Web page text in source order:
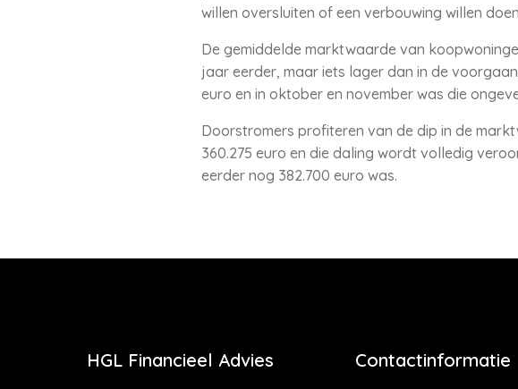
willen oversluiten of een verbouwing willen
De gemiddelde marktwaarde van
jaar eerder, maar iets lager dan in de
euro en in oktober en november was die
Doorstromers profiteren van de dip in de
360.275 euro en die daling wordt volledig
eerder nog 382.700 euro was.
HGL Financieel Advies Contactinformatie